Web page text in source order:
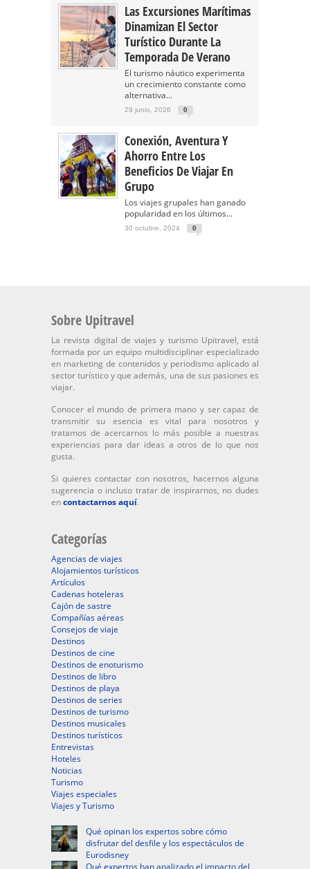
Las Excursiones Marítimas
Dinamizan El Sector
Turístico Durante La
Temporada De Verano
El turismo náutico experimenta
un crecimiento constante como
alternativa...
29 junio, 2026 0
Conexión, Aventura Y
Ahorro Entre Los
Beneficios De Viajar En
Grupo
Los viajes grupales han ganado
popularidad en los últimos...
30 octubre, 2024 0
Sobre Upitravel
La revista digital de viajes y turismo Upitravel, está
formada por un equipo multidisciplinar especializado
en marketing de contenidos y periodismo aplicado al
sector turístico y que además, una de sus pasiones es
viajar.
Conocer el mundo de primera mano y ser capaz de
transmitir su esencia es vital para nosotros y
tratamos de acercarnos lo más posible a nuestras
experiencias para dar ideas a otros de lo que nos
gusta.
Si quieres contactar con nosotros, hacernos alguna
sugerencia o incluso tratar de inspirarnos, no dudes
encontactarnos aquí.
Categorías
Agencias de viajes
Alojamientos turísticos
Artículos
Cadenas hoteleras
Cajón de sastre
Compañías aéreas
Consejos de viaje
Destinos
Destinos de cine
Destinos de enoturismo
Destinos de libro
Destinos de playa
Destinos de series
Destinos de turismo
Destinos musicales
Destinos turísticos
Entrevistas
Hoteles
Noticias
Turismo
Viajes especiales
Viajes y Turismo
Qué opinan los expertos sobre cómo
disfrutar del desfile y los espectáculos de
Eurodisney
Qué expertos han analizado el impacto del